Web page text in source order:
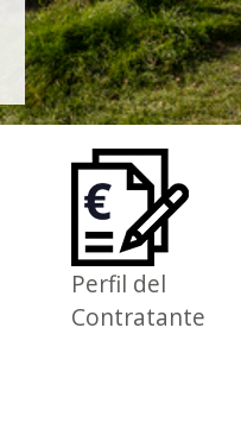
Perfil del
Contratante